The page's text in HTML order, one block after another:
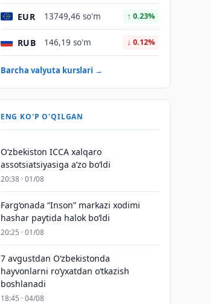
EUR 13749,46 so'm ↑ 0.23%
RUB 146,19 so'm ↓ 0.12%
Barcha valyuta kurslari →
ENG KO'P O'QILGAN
O‘zbekiston ICCA xalqaro
assotsiatsiyasiga aʼzo bo‘ldi
20:38 · 01/08
Farg‘onada “Inson” markazi xodimi
hashar paytida halok bo‘ldi
20:25 · 01/08
7 avgustdan O‘zbekistonda
hayvonlarni ro‘yxatdan o‘tkazish
boshlanadi
18:45 · 04/08